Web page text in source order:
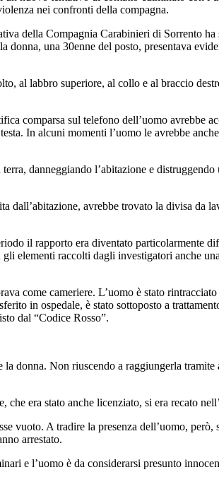
nei confronti della compagna.
della Compagnia Carabinieri di Sorrento ha
una 30enne del posto, presentava
al labbro superiore, al collo e al braccio
comparsa sul telefono dell’uomo avrebbe
In alcuni momenti l’uomo le avrebbe
danneggiando l’abitazione e
dall’abitazione, avrebbe trovato la divisa da
il rapporto era diventato particolarmente
elementi raccolti dagli investigatori anche
come cameriere. L’uomo è stato
in ospedale, è stato sottoposto a
dal “Codice Rosso”.
la donna. Non riuscendo a raggiungerla
era stato anche licenziato, si era recato
A tradire la presenza dell’uomo, però,
arrestato.
e l’uomo è da considerarsi presunto